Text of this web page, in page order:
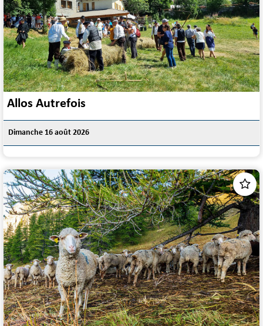
Allos Autrefois
Dimanche 16 août 2026